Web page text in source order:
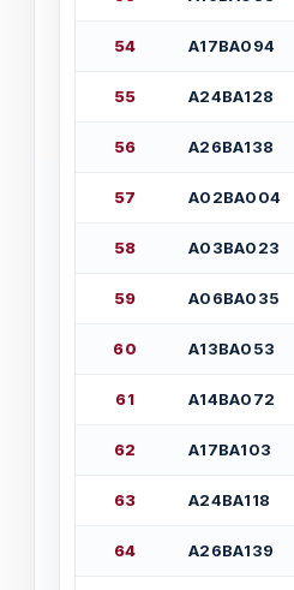
54 А17ВА094
55 А24ВА128
56 А26ВА138
57 А02ВА004
58 А03ВА023
59 А06ВА035
60 А13ВА053
61 А14ВА072
62 А17ВА103
63 А24ВА118
64 А26ВА139